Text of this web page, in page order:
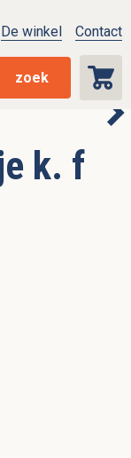
zoek
De winkel Contact
k. f